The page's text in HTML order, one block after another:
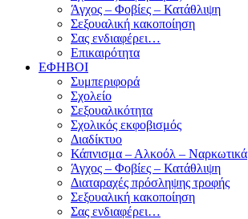
Άγχος – Φοβίες – Κατάθλιψη
Σεξουαλική κακοποίηση
Σας ενδιαφέρει…
Επικαιρότητα
ΕΦΗΒΟΙ
Συμπεριφορά
Σχολείο
Σεξουαλικότητα
Σχολικός εκφοβισμός
Διαδίκτυο
Κάπνισμα – Αλκοόλ – Ναρκωτικά
Άγχος – Φοβίες – Κατάθλιψη
Διαταραχές πρόσληψης τροφής
Σεξουαλική κακοποίηση
Σας ενδιαφέρει…